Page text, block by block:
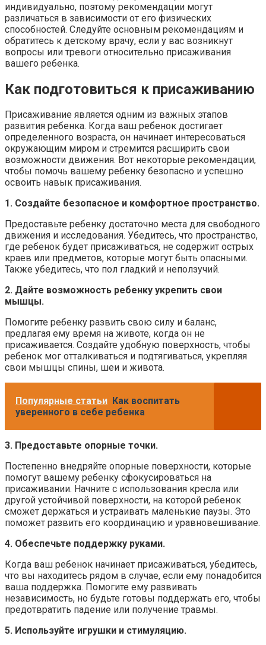
индивидуально, поэтому рекомендации могут
различаться в зависимости от его физических
способностей. Следуйте основным рекомендациям и
обратитесь к детскому врачу, если у вас возникнут
вопросы или тревоги относительно присаживания
вашего ребенка.
Как подготовиться к присаживанию
Присаживание является одним из важных этапов
развития ребенка. Когда ваш ребенок достигает
определенного возраста, он начинает интересоваться
окружающим миром и стремится расширить свои
возможности движения. Вот некоторые рекомендации,
чтобы помочь вашему ребенку безопасно и успешно
освоить навык присаживания.
1. Создайте безопасное и комфортное пространство.
Предоставьте ребенку достаточно места для свободного
движения и исследования. Убедитесь, что пространство,
где ребенок будет присаживаться, не содержит острых
краев или предметов, которые могут быть опасными.
Также убедитесь, что пол гладкий и неползучий.
2. Дайте возможность ребенку укрепить свои
мышцы.
Помогите ребенку развить свою силу и баланс,
предлагая ему время на животе, когда он не
присаживается. Создайте удобную поверхность, чтобы
ребенок мог отталкиваться и подтягиваться, укрепляя
свои мышцы спины, шеи и живота.
Популярные статьи Как воспитать
уверенного в себе ребенка
3. Предоставьте опорные точки.
Постепенно внедряйте опорные поверхности, которые
помогут вашему ребенку сфокусироваться на
присаживании. Начните с использования кресла или
другой устойчивой поверхности, на которой ребенок
сможет держаться и устраивать маленькие паузы. Это
поможет развить его координацию и уравновешивание.
4. Обеспечьте поддержку руками.
Когда ваш ребенок начинает присаживаться, убедитесь,
что вы находитесь рядом в случае, если ему понадобится
ваша поддержка. Помогите ему развивать
независимость, но будьте готовы поддержать его, чтобы
предотвратить падение или получение травмы.
5. Используйте игрушки и стимуляцию.